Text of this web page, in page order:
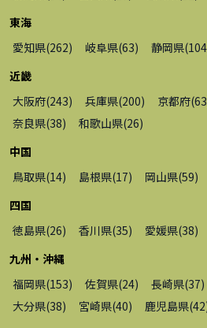
東海
愛知県(262) 岐阜県(63) 静岡県(104
近畿
大阪府(243) 兵庫県(200) 京都府(63
奈良県(38) 和歌山県(26)
中国
鳥取県(14) 島根県(17) 岡山県(59)
四国
徳島県(26) 香川県(35) 愛媛県(38)
九州・沖縄
福岡県(153) 佐賀県(24) 長崎県(37)
大分県(38) 宮崎県(40) 鹿児島県(42